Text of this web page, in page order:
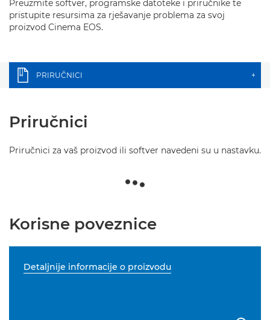
Preuzmite softver, programske datoteke i priručnike te
pristupite resursima za rješavanje problema za svoj
proizvod Cinema EOS.
PRIRUČNICI +
Priručnici
Priručnici za vaš proizvod ili softver navedeni su u nastavku.
Korisne poveznice
Detaljnije informacije o proizvodu